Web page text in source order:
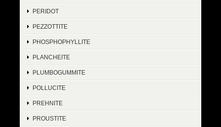
PERIDOT
PEZZOTTITE
PHOSPHOPHYLLITE
PLANCHEITE
PLUMBOGUMMITE
POLLUCITE
PREHNITE
PROUSTITE